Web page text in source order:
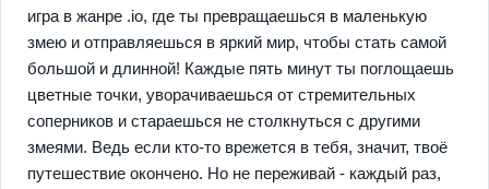
игра в жанре .io, где ты превращаешься в маленькую
змею и отправляешься в яркий мир, чтобы стать самой
большой и длинной! Каждые пять минут ты поглощаешь
цветные точки, уворачиваешься от стремительных
соперников и стараешься не столкнуться с другими
змеями. Ведь если кто-то врежется в тебя, значит, твоё
путешествие окончено. Но не переживай - каждый раз,